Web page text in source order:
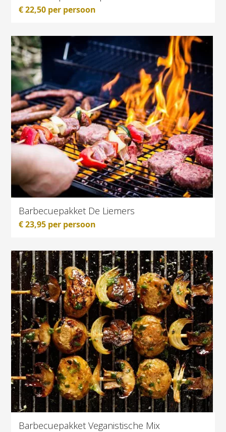
€22,50 per persoon
Barbecuepakket De Liemers
€23,95 per persoon
Barbecuepakket Veganistische Mix